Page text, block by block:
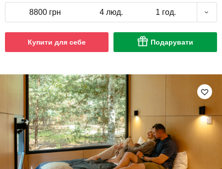
8800 грн 4 люд. 1 год.
Купити для себе Подарувати